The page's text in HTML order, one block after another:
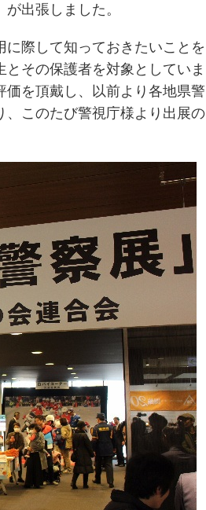
出張しました。
に際して知っておきたいことを
その保護者を対象としていま
を頂戴し、以前より各地県警
このたび警視庁様より出展の